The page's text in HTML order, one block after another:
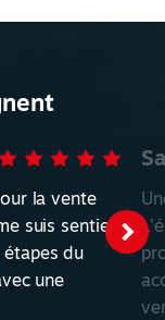
la vente
suis sentie
du
une